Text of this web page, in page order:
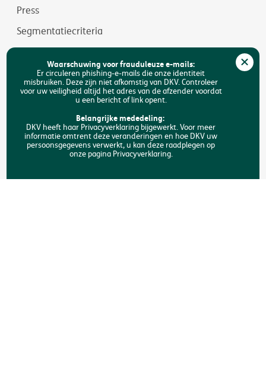
Press
Segmentatiecriteria
Jobs
Duurzaamheid
Toegankelijkheid
Zoeken
Waarschuwing voor frauduleuze e-mails:
Er circuleren phishing-e-mails die onze identiteit
misbruiken. Deze zijn niet afkomstig van DKV. Controleer
voor uw veiligheid altijd het adres van de afzender voordat
u een bericht of link opent.
Belangrijke mededeling:
DKV heeft haar Privacyverklaring bijgewerkt. Voor meer
informatie omtrent deze veranderingen en hoe DKV uw
persoonsgegevens verwerkt, u kan deze raadplegen op
onze pagina Privacyverklaring.